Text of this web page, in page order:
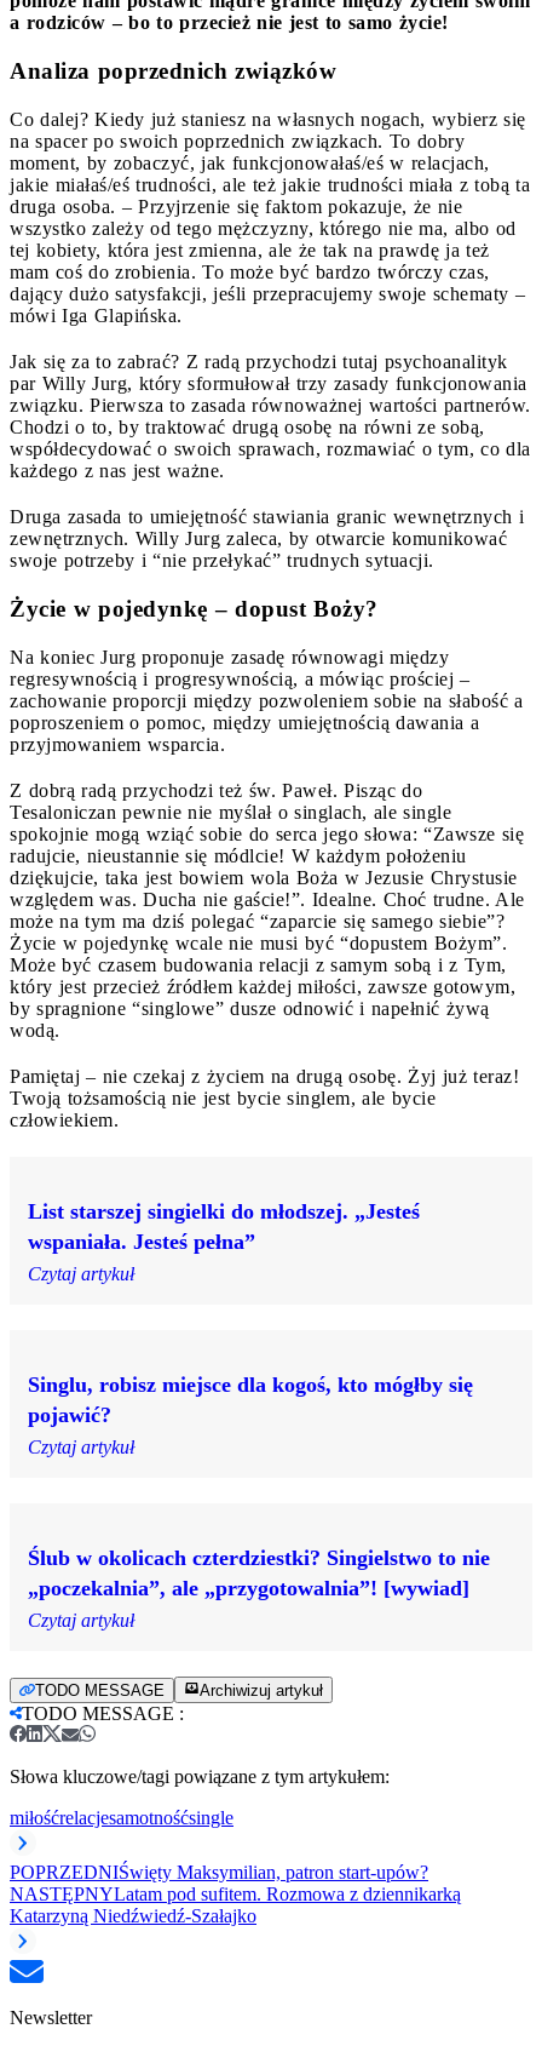
a rodziców – bo to przecież nie jest to samo życie!
Analiza poprzednich związków
Co dalej? Kiedy już staniesz na własnych nogach, wybierz się
na spacer po swoich poprzednich związkach. To dobry
moment, by zobaczyć, jak funkcjonowałaś/eś w relacjach,
jakie miałaś/eś trudności, ale też jakie trudności miała z tobą ta
druga osoba. – Przyjrzenie się faktom pokazuje, że nie
wszystko zależy od tego mężczyzny, którego nie ma, albo od
tej kobiety, która jest zmienna, ale że tak na prawdę ja też
mam coś do zrobienia. To może być bardzo twórczy czas,
dający dużo satysfakcji, jeśli przepracujemy swoje schematy –
mówi Iga Glapińska.
Jak się za to zabrać? Z radą przychodzi tutaj psychoanalityk
par Willy Jurg, który sformułował trzy zasady funkcjonowania
związku. Pierwsza to zasada równoważnej wartości partnerów.
Chodzi o to, by traktować drugą osobę na równi ze sobą,
współdecydować o swoich sprawach, rozmawiać o tym, co dla
każdego z nas jest ważne.
Druga zasada to umiejętność stawiania granic wewnętrznych i
zewnętrznych. Willy Jurg zaleca, by otwarcie komunikować
swoje potrzeby i “nie przełykać” trudnych sytuacji.
Życie w pojedynkę – dopust Boży?
Na koniec Jurg proponuje zasadę równowagi między
regresywnością i progresywnością, a mówiąc prościej –
zachowanie proporcji między pozwoleniem sobie na słabość a
poproszeniem o pomoc, między umiejętnością dawania a
przyjmowaniem wsparcia.
Z dobrą radą przychodzi też św. Paweł. Pisząc do
Tesaloniczan pewnie nie myślał o singlach, ale single
spokojnie mogą wziąć sobie do serca jego słowa: “Zawsze się
radujcie, nieustannie się módlcie! W każdym położeniu
dziękujcie, taka jest bowiem wola Boża w Jezusie Chrystusie
względem was. Ducha nie gaście!”. Idealne. Choć trudne. Ale
może na tym ma dziś polegać “zaparcie się samego siebie”?
Życie w pojedynkę wcale nie musi być “dopustem Bożym”.
Może być czasem budowania relacji z samym sobą i z Tym,
który jest przecież źródłem każdej miłości, zawsze gotowym,
by spragnione “singlowe” dusze odnowić i napełnić żywą
wodą.
Pamiętaj – nie czekaj z życiem na drugą osobę. Żyj już teraz!
Twoją tożsamością nie jest bycie singlem, ale bycie
człowiekiem.
List starszej singielki do młodszej. „Jesteś
wspaniała. Jesteś pełna”
Czytaj artykuł
Singlu, robisz miejsce dla kogoś, kto mógłby się
pojawić?
Czytaj artykuł
Ślub w okolicach czterdziestki? Singielstwo to nie
„poczekalnia”, ale „przygotowalnia”! [wywiad]
Czytaj artykuł
TODO MESSAGE Archiwizuj artykuł
TODO MESSAGE :
Słowa kluczowe/tagi powiązane z tym artykułem:
miłośćrelacjesamotnośćsingle
POPRZEDNIŚwięty Maksymilian, patron start-upów?
NASTĘPNYLatam pod sufitem. Rozmowa z dziennikarką
Katarzyną Niedźwiedź-Szałajko
Newsletter